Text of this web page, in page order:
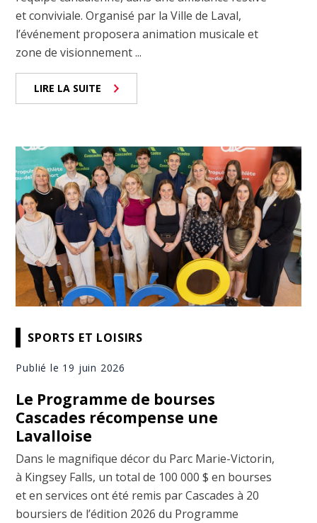
et conviviale. Organisé par la Ville de Laval,
l’événement proposera animation musicale et
zone de visionnement ...
LIRE LA SUITE
SPORTS ET LOISIRS
Publié le 19 juin 2026
Le Programme de bourses
Cascades récompense une
Lavalloise
Dans le magnifique décor du Parc Marie-Victorin,
à Kingsey Falls, un total de 100 000 $ en bourses
et en services ont été remis par Cascades à 20
boursiers de l’édition 2026 du Programme